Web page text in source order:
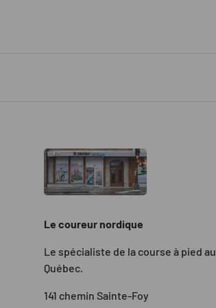
Le coureur nordique
Le spécialiste de la course à pied au
Québec.
141 chemin Sainte-Foy